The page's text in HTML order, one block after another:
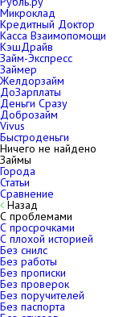
Микроклад
Кредитный Доктор
Касса Взаимопомощи
КэшДрайв
Займ-Экспресс
Займер
Желдорзайм
ДоЗарплаты
Деньги Сразу
Доброзайм
Vivus
Быстроденьги
Ничего не найдено
Займы
Города
Статьи
Сравнение
Назад
С проблемами
С просрочками
С плохой историей
Без снилс
Без работы
Без прописки
Без проверок
Без поручителей
Без паспорта